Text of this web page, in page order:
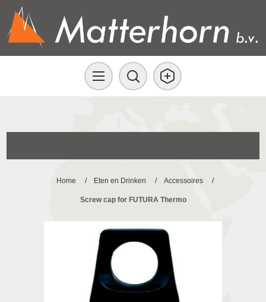
Home / Eten en Drinken / Accessoires /
Screw cap for FUTURA Thermo